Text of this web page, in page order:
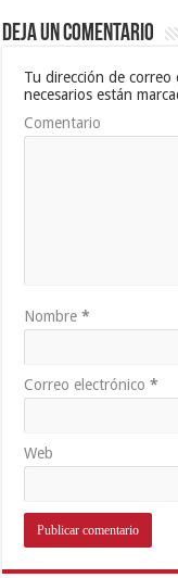
Deja un comentario
Tu dirección de correo
necesarios están
Comentario
Nombre*
Correo electrónico*
Web